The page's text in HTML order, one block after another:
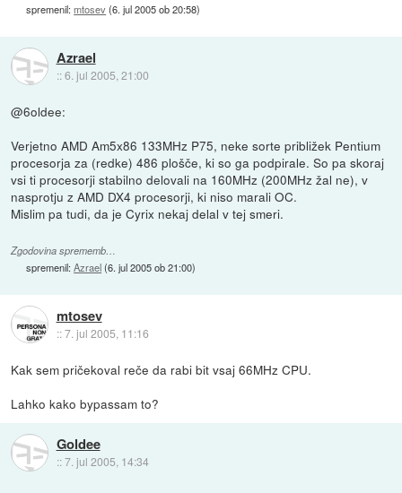
spremenil:mtosev(6. jul 2005 ob 20:58)
Azrael
::6. jul 2005, 21:00
@6oldee:
Verjetno AMD Am5x86 133MHz P75, neke sorte približek Pentium
procesorja za (redke) 486 plošče, ki so ga podpirale. So pa skoraj
vsi ti procesorji stabilno delovali na 160MHz (200MHz žal ne), v
nasprotju z AMD DX4 procesorji, ki niso marali OC.
Mislim pa tudi, da je Cyrix nekaj delal v tej smeri.
Zgodovina sprememb…
spremenil:Azrael(6. jul 2005 ob 21:00)
mtosev
::7. jul 2005, 11:16
Kak sem pričekoval reče da rabi bit vsaj 66MHz CPU.
Lahko kako bypassam to?
Goldee
::7. jul 2005, 14:34